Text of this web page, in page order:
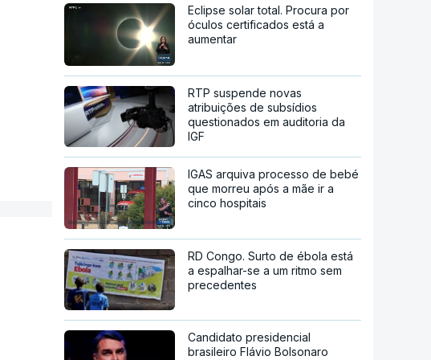
Eclipse solar total. Procura por
óculos certificados está a
aumentar
RTP suspende novas
atribuições de subsídios
questionados em auditoria da
IGF
IGAS arquiva processo de bebé
que morreu após a mãe ir a
cinco hospitais
RD Congo. Surto de ébola está
a espalhar-se a um ritmo sem
precedentes
Candidato presidencial
brasileiro Flávio Bolsonaro